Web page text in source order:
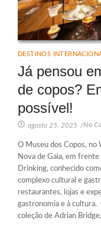
DESTINOS
Já pensou
de copos?
possível!
agosto 25, 2025 /No
O Museu dos Copos, no
Nova de Gaia, em
Drinking, conhecido
complexo cultural e
restaurantes, lojas e
gastronomia e à cultura.
coleção de Adrian